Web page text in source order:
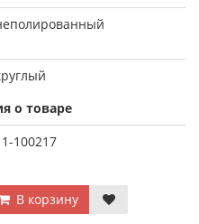
о товаре
100217
В корзину